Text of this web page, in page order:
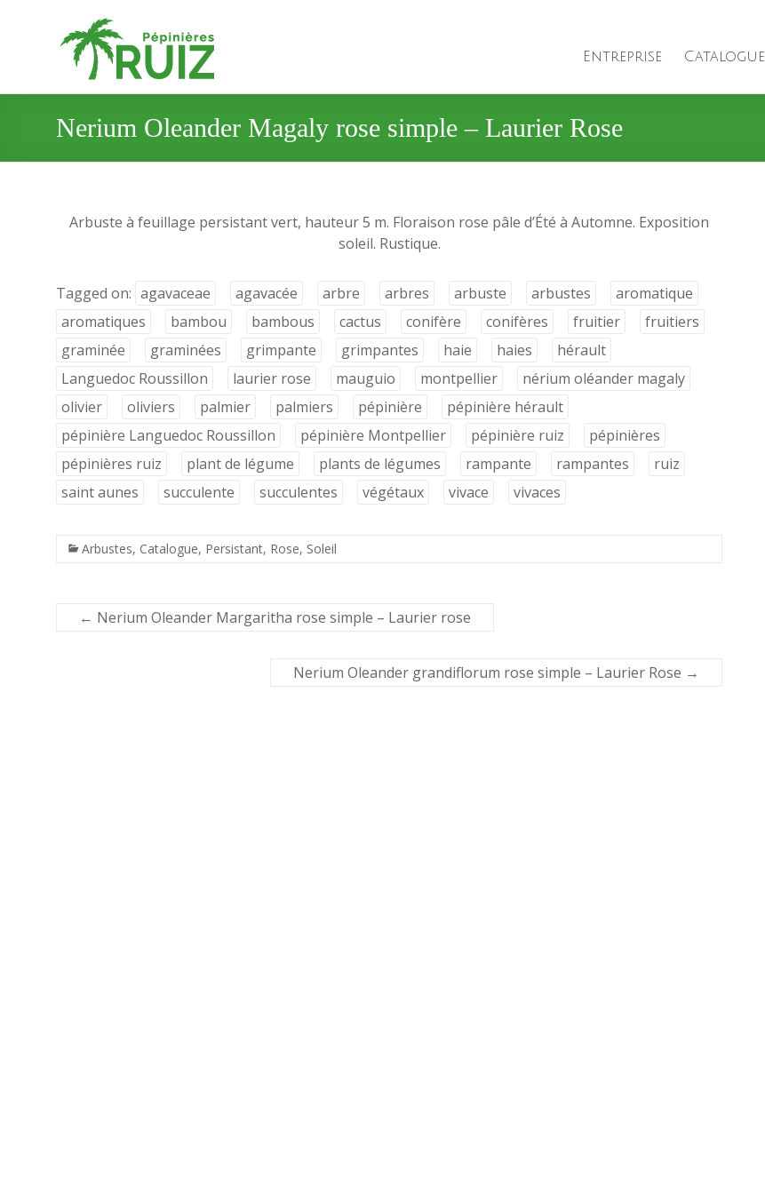
Entreprise Catalogue
Nerium Oleander Magaly rose simple – Laurier Rose
Arbuste à feuillage persistant vert, hauteur 5 m. Floraison rose pâle d’Été à Automne. Exposition
soleil. Rustique.
Tagged on: agavaceae agavacée arbre arbres arbuste arbustes
aromatique
aromatiques
bambou bambous cactus conifère conifères fruitier
fruitiers
graminée
graminées grimpante grimpantes haie haies
hérault
Languedoc Roussillon
laurier rose mauguio montpellier
nérium oléander magaly
olivier
oliviers palmier palmiers pépinière
pépinière hérault
pépinière Languedoc Roussillon
pépinière Montpellier pépinière ruiz
pépinières
pépinières ruiz
plant de légume plants de légumes rampante rampantes
ruiz
saint aunes
succulente succulentes végétaux vivace vivaces
Arbustes, Catalogue, Persistant, Rose, Soleil
← Nerium Oleander Margaritha rose simple – Laurier rose
Nerium Oleander grandiflorum rose simple – Laurier Rose →